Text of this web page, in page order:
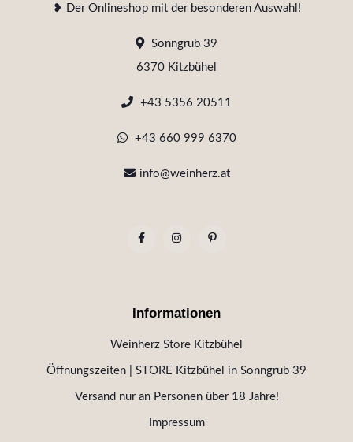
❥ Der Onlineshop mit der besonderen Auswahl!
Sonngrub 39
6370 Kitzbühel
+43 5356 20511
+43 660 999 6370
info@weinherz.at
Informationen
Weinherz Store Kitzbühel
Öffnungszeiten | STORE Kitzbühel in Sonngrub 39
Versand nur an Personen über 18 Jahre!
Impressum